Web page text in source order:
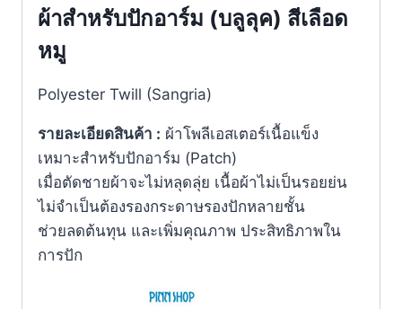
ผ้าสำหรับปักอาร์ม (บลูลุค) สีเลือด
หมู
Polyester Twill (Sangria)
รายละเอียดสินค้า : ผ้าโพลีเอสเตอร์เนื้อแข็ง
เหมาะสำหรับปักอาร์ม (Patch)
เมื่อตัดชายผ้าจะไม่หลุดลุ่ย เนื้อผ้าไม่เป็นรอยย่น
ไม่จำเป็นต้องรองกระดาษรองปักหลายชั้น
ช่วยลดต้นทุน และเพิ่มคุณภาพ ประสิทธิภาพใน
การปัก